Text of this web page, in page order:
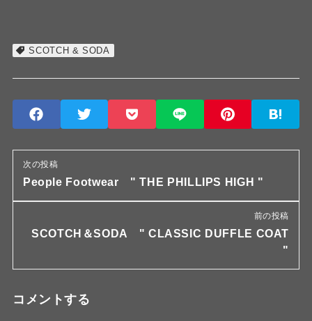
SCOTCH & SODA
次の投稿
People Footwear " THE PHILLIPS HIGH "
前の投稿
SCOTCH＆SODA " CLASSIC DUFFLE COAT
"
コメントする